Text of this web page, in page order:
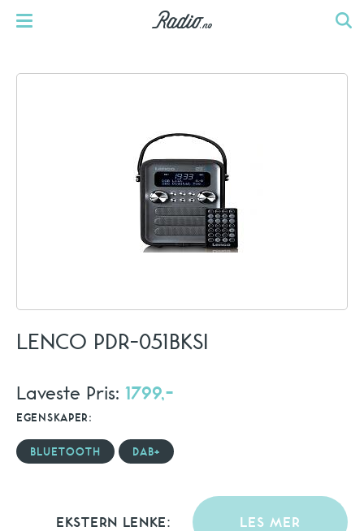
LENCO PDR-051BKSI
Laveste Pris: 1799,-
EGENSKAPER:
BLUETOOTH DAB+
EKSTERN LENKE: LES MER